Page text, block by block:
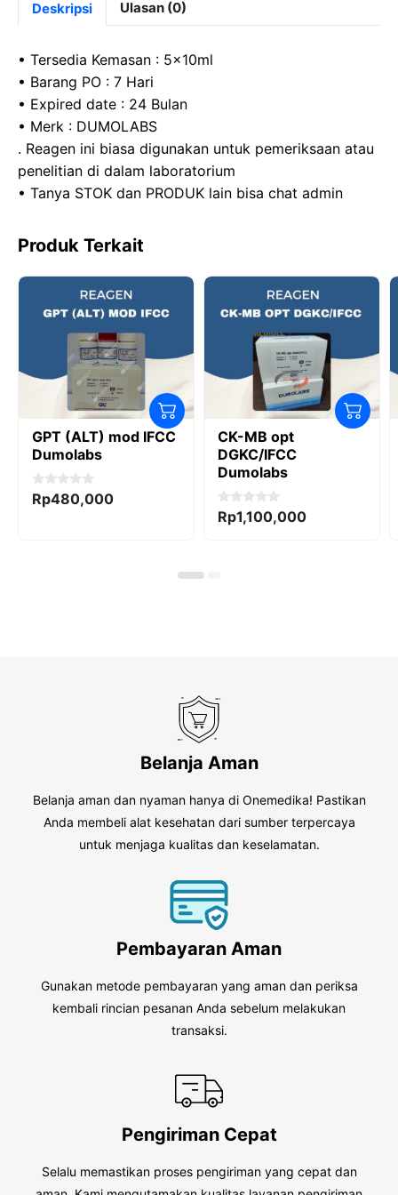
b
o
o
k
d
o
n
s
A
p
p
gr
a
Deskripsi Ulasan (0)
• Tersedia Kemasan : 5x10ml
• Barang PO : 7 Hari
• Expired date : 24 Bulan
• Merk : DUMOLABS
. Reagen ini biasa digunakan untuk pemeriksaan atau
penelitian di dalam laboratorium
• Tanya STOK dan PRODUK lain bisa chat admin
Produk Terkait
GPT (ALT) mod IFCC
Dumolabs
0
o
Rp480,000
CK-MB opt
DGKC/IFCC
Dumolabs
0
o
Rp1,100,000
Belanja Aman
Belanja aman dan nyaman hanya di Onemedika! Pastikan
Anda membeli alat kesehatan dari sumber terpercaya
untuk menjaga kualitas dan keselamatan.
Pembayaran Aman
Gunakan metode pembayaran yang aman dan periksa
kembali rincian pesanan Anda sebelum melakukan
transaksi.
Pengiriman Cepat
Selalu memastikan proses pengiriman yang cepat dan